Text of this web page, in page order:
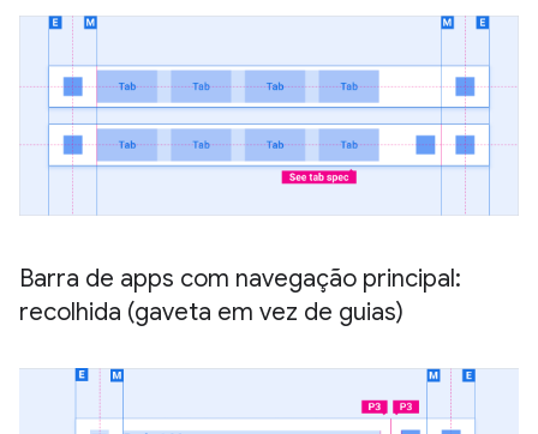
Barra de apps com navegação principal:
recolhida (gaveta em vez de guias)